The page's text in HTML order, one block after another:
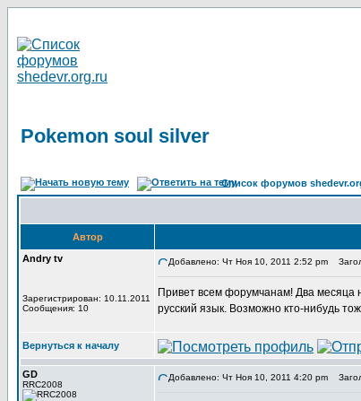
Pokemon soul silver
Список форумов
Автор
Andry tv
Зарегистрирован: 10.11.2011
Сообщения: 10
Добавлено: Чт Ноя 10, 2011 2:52 pm
Привет всем форумчанам! Два месяца
русский язык. Возможно кто-нибудь
Вернуться к началу
GD
RRC2008
Добавлено: Чт Ноя 10, 2011 4:20 pm